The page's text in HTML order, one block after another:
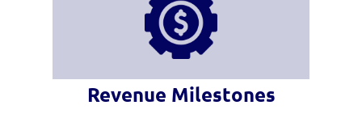
Revenue Milestones